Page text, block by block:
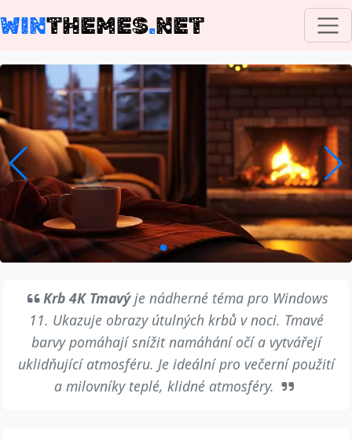
WINTHEMES.NET
Krb 4K Tmavýje nádherné téma pro Windows
11. Ukazuje obrazy útulných krbů v noci. Tmavé
barvy pomáhají snížit namáhání očí a vytvářejí
uklidňující atmosféru. Je ideální pro večerní použití
a milovníky teplé, klidné atmosféry.